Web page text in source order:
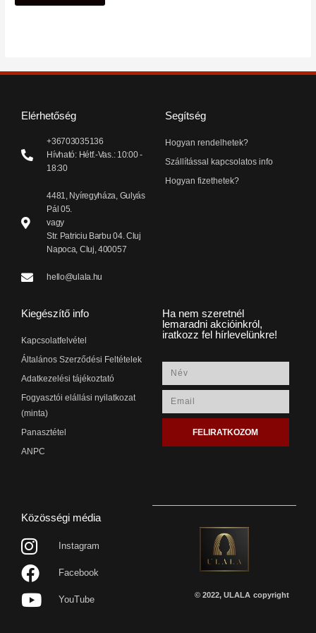
Elérhetőség
+36703035136
Hívható: Hétf.-Vas.: 10:00 -
18:30
4481, Nyíregyháza, Gulyás
Pál 05.
vagy
Str. Patriciu Barbu 04. Cluj
Napoca, Cluj, 400057
hello@ulala.hu
Segítség
Hogyan rendelhetek?
Szállítással kapcsolatos info
Hogyan fizethetek?
Kiegészítő info
Kapcsolatfelvétel
Általános Szerződési Feltételek
Adatkezelési tájékoztató
Fogyasztói elállási nyilatkozat
(minta)
Panasztétel
ANPC
Ha nem szeretnél
lemaradni akcióinkról,
iratkozz fel hírlevelünkre!
FELIRATKOZOM
Közösségi média
Instagram
Facebook
YouTube © 2022, ULALA copyright